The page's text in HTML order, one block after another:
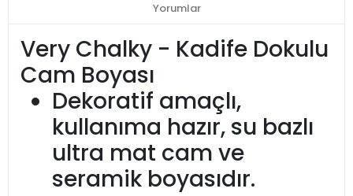
Yorumlar
Very Chalky - Kadife Dokulu
Cam Boyası
Dekoratif amaçlı,
kullanıma hazır, su bazlı
ultra mat cam ve
seramik boyasıdır.